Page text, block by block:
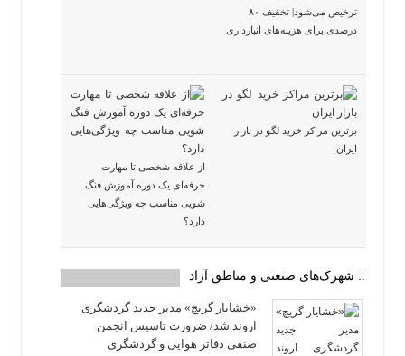
ترخیص می‌شود| تخفیف ۸۰
درصدی برای هزینه‌های انبارداری
برترین مراکز خرید لگو در بازار
ایران
از علاقه شخصی تا مهارت
حرفه‌ای یک دوره آموزش فنگ
شویی مناسب چه ویژگی‌هایی
دارد؟
:: شهرک‌های صنعتی و مناطق آزاد
«خشایار گریچ» مدیر جدید گردشگری
اروند شد/ ضرورت تاسیس انجمن
صنفی دفاتر هوایی و گردشگری